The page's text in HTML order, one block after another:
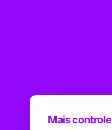
Mais controle